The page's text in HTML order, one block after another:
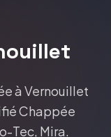
à Vernouillet
Chappée
Tec, Mira.